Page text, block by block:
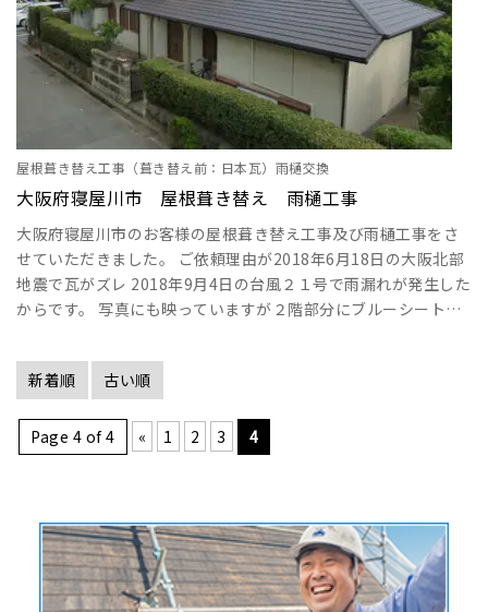
屋根葺き替え工事（葺き替え前：日本瓦）雨樋交換
大阪府寝屋川市 屋根葺き替え 雨樋工事
大阪府寝屋川市のお客様の屋根葺き替え工事及び雨樋工事をさ
せていただきました。 ご依頼理由が2018年6月18日の大阪北部
地震で瓦がズレ 2018年9月4日の台風２１号で雨漏れが発生した
からです。 写真にも映っていますが２階部分にブルーシートで
た。 この時期は大阪北部地震の日から１週間はブルーシート張
りが続き会社の電話は夜中の２時まで鳴り朝の５時から鳴る状
でがんばりました。 工事完了後･･･
新着順 古い順
Page 4 of 4 « 1 2 3 4